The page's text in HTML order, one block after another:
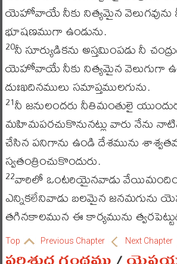
యెహోవాయే నీకు నిత్యమైన వెలుగవును నీ
భూషణముగా ఉండును.
20నీ సూర్యుడికను అస్తమింపడు నీ
యెహోవాయే నీకు నిత్యమైన వెలుగుగా
దుఃఖదినములు సమాప్తములగును.
21నీ జనులందరు నీతిమంతులై
మహిమపరచుకొనునట్లు వారు నేను
చేసిన పనిగాను ఉండి దేశమును
స్వతంత్రించుకొందురు.
22వారిలో ఒంటరియైనవాడు
ఎన్నికలేనివాడు బలమైన జనమగును
తగినకాలమున ఈ కార్యమును
Top Previous Chapter Next Chapter